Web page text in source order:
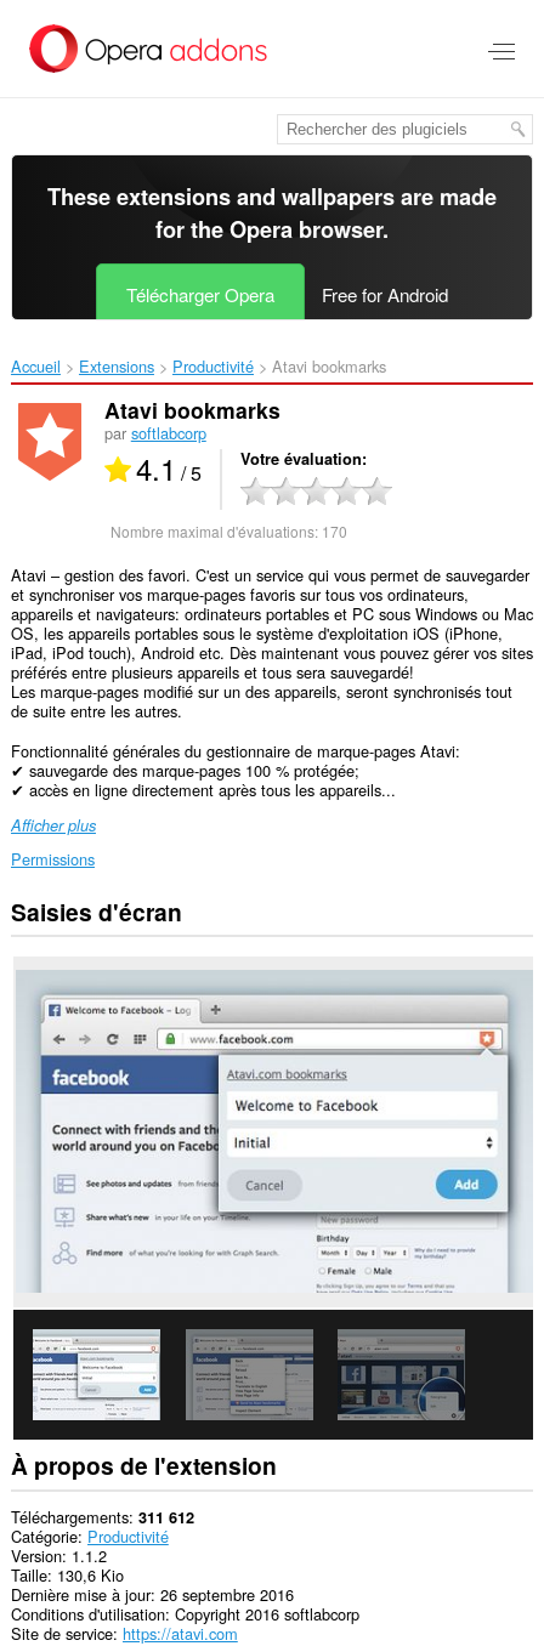
contenu
These extensions and wallpapers are made
for theOpera browser.
Télécharger Opera Free for Android
Accueil Extensions Productivité Atavi bookmarks‎
Atavi bookmarks
par softlabcorp
4.1 / 5 Votre évaluation
Nombre maximal d'évaluations: 170
Atavi – gestion des favori. C'est un service qui vous permet de sauvegarder
et synchroniser vos marque-pages favoris sur tous vos ordinateurs,
appareils et navigateurs: ordinateurs portables et PC sous Windows ou Mac
OS, les appareils portables sous le système d'exploitation iOS (iPhone,
iPad, iPod touch), Android etc. Dès maintenant vous pouvez gérer vos sites
préférés entre plusieurs appareils et tous sera sauvegardé!
Les marque-pages modifié sur un des appareils, seront synchronisés tout
de suite entre les autres.
Fonctionnalité générales du gestionnaire de marque-pages Atavi:
✔ sauvegarde des marque-pages 100 % protégée;
✔ accès en ligne directement après tous les appareils...
Afficher plus
Permissions
Cette
extension
accéder
données
certains
Extension
modify
bookmarks.
peut
onglets
activités
navigation.
Saisies d'écran
À propos de l'extension
Téléchargements 311 612
Catégorie Productivité
Version 1.1.2
Taille 130,6 Kio
Dernière mise à jour 26 septembre 2016
Conditions d'utilisation Copyright 2016 softlabcorp
Site de service https://atavi.com